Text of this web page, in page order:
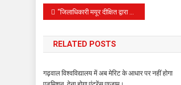
Post
navigation
“जिलाधिकारी मयूर दीक्षित द्वारा 38 जन समस्याओं के निस्तारण के लिए सोमवार को जनता मिलन कार्यक्रम में सुनी गई शिकायतें”
RELATED POSTS
गढ़वाल विश्वविद्यालय में अब मेरिट के आधार पर नहीं होगा